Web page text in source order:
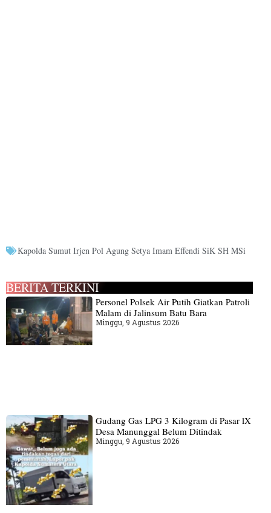
Kapolda Sumut Irjen Pol Agung Setya Imam Effendi SiK SH MSi
BERITA TERKINI
Personel Polsek Air Putih Giatkan Patroli
Malam di Jalinsum Batu Bara
Minggu, 9 Agustus 2026
Gudang‎ Gas LPG 3 Kilogram di Pasar lX
Desa Manunggal Belum Ditindak
Minggu, 9 Agustus 2026